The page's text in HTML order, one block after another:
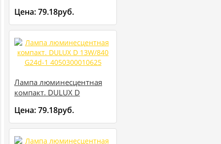
4050300008127
Цена:79.18руб.
Лампа люминесцентная
компакт. DULUX D
4050300010625
Цена:79.18руб.